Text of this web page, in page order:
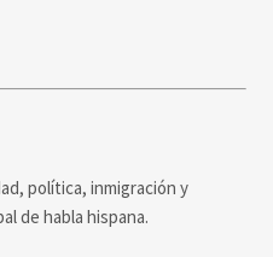
política, inmigración y
de habla hispana.